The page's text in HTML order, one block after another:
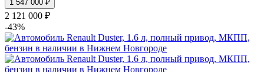
1 547 000 ₽
2 121 000 ₽
-43%